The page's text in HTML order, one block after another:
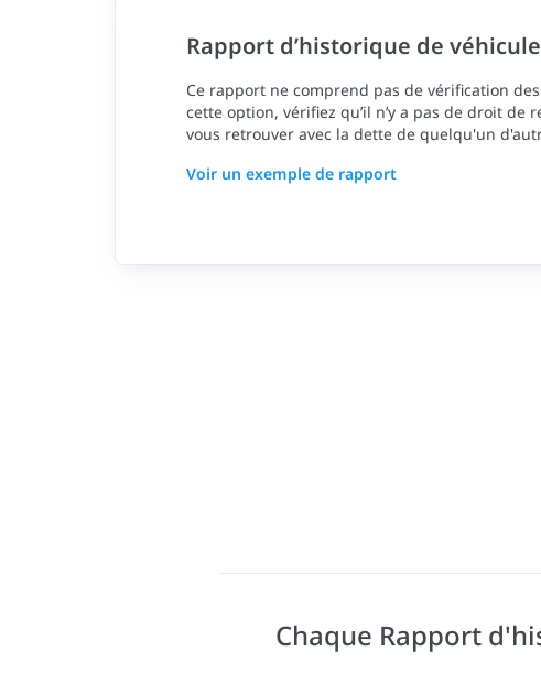
Rapport d’historique de véhicule
Ce rapport ne comprend pas de vérification
cette option, vérifiez qu’il n’y a pas de droit
vous retrouver avec la dette de quelqu'un
Voir un exemple de rapport
Chaque Rapport